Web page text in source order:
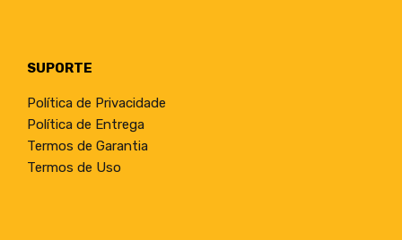
SUPORTE
Política de Privacidade
Política de Entrega
Termos de Garantia
Termos de Uso